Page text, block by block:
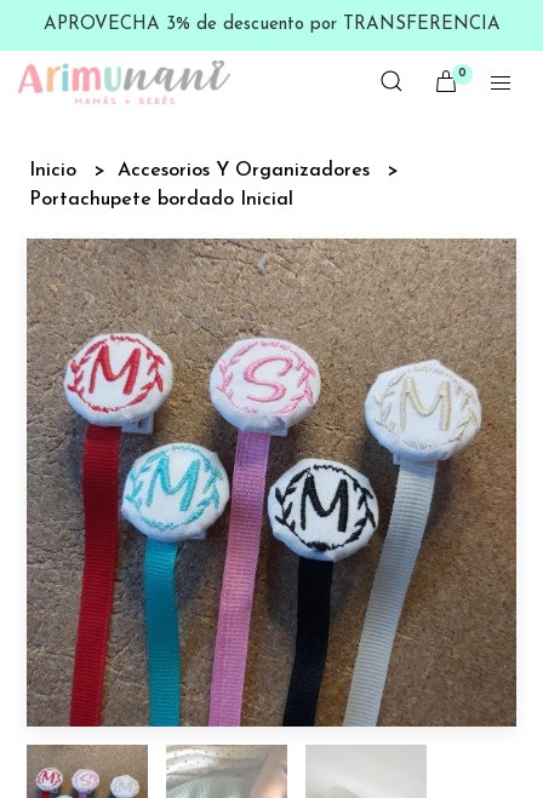
APROVECHA 3% de descuento por TRANSFERENCIA
0
Inicio
Accesorios Y Organizadores
Portachupete bordado Inicial